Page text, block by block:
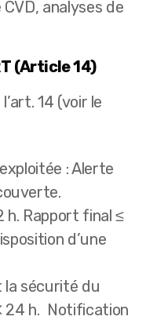
analyses de
(Article 14)
14 (voir le
: Alerte
h. Rapport final ≤
d’une
sécurité du
24 h. Notification